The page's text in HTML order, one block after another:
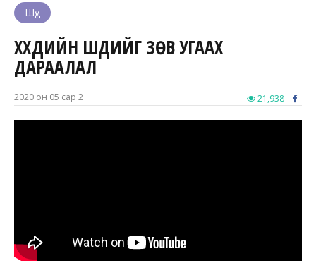
Шүд
ХҮҮХДИЙН ШҮДИЙГ ЗӨВ УГААХ
ДАРААЛАЛ
2020 он 05 сар 2 21,938